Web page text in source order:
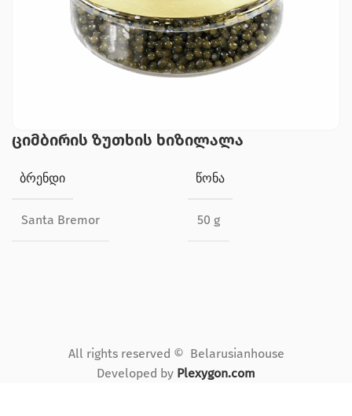
ციმბირის ზუთხის ხიზილალა
ᲑᲠᲔᲜᲓᲘ
Santa Bremor
ᲬᲝᲜᲐ
50 g
All rights reserved © Belarusianhouse
Developed by Plexygon.com